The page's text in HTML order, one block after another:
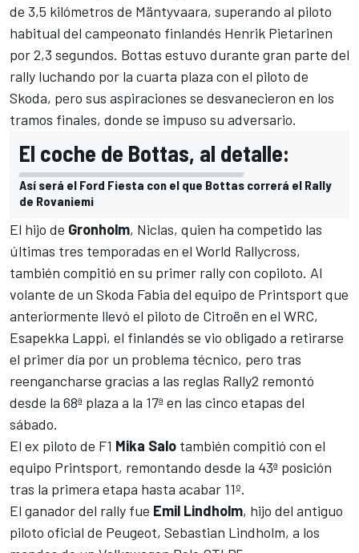
de 3,5 kilómetros de Mäntyvaara, superando al piloto
habitual del campeonato finlandés Henrik Pietarinen
por 2,3 segundos. Bottas estuvo durante gran parte del
rally luchando por la cuarta plaza con el piloto de
Skoda, pero sus aspiraciones se desvanecieron en los
tramos finales, donde se impuso su adversario.
El coche de Bottas, al detalle:
Así será el Ford Fiesta con el que Bottas correrá el Rally
de Rovaniemi
El hijo de Gronholm, Niclas, quien ha competido las
últimas tres temporadas en el World Rallycross,
también compitió en su primer rally con copiloto. Al
volante de un Skoda Fabia del equipo de Printsport que
anteriormente llevó el piloto de Citroën en el WRC,
Esapekka Lappi, el finlandés se vio obligado a retirarse
el primer día por un problema técnico, pero tras
reengancharse gracias a las reglas Rally2 remontó
desde la 68ª plaza a la 17ª en las cinco etapas del
sábado.
El ex piloto de F1 Mika Salo también compitió con el
equipo Printsport, remontando desde la 43ª posición
tras la primera etapa hasta acabar 11º.
El ganador del rally fue Emil Lindholm, hijo del antiguo
piloto oficial de Peugeot, Sebastian Lindholm, a los